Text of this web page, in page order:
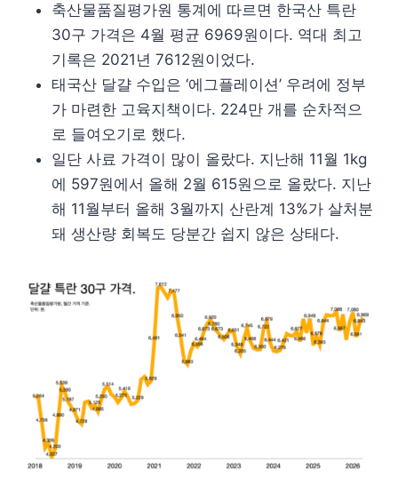
축산물품질평가원 통계에 따르면 한국산 특란
30구 가격은 4월 평균 6969원이다. 역대 최고
기록은 2021년 7612원이었다.
태국산 달걀 수입은 ‘에그플레이션’ 우려에 정부
가 마련한 고육지책이다. 224만 개를 순차적으
로 들여오기로 했다.
일단 사료 가격이 많이 올랐다. 지난해 11월 1kg
에 597원에서 올해 2월 615원으로 올랐다. 지난
해 11월부터 올해 3월까지 산란계 13%가 살처분
돼 생산량 회복도 당분간 쉽지 않은 상태다.